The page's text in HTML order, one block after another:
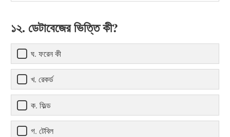
১২. ডেটাবেজের ভিত্তি কী?
ঘ. ফরেন কী
খ. রেকর্ড
ক. ফিল্ড
গ. টেবিল